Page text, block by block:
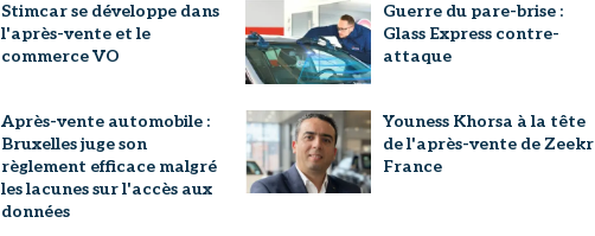
Stimcar se développe dans
l'après-vente et le
commerce VO
Guerre du pare-brise :
Glass Express contre-
attaque
Après-vente automobile :
Bruxelles juge son
règlement efficace malgré
les lacunes sur l'accès aux
données
Youness Khorsa à la tête
de l'après-vente de Zeekr
France